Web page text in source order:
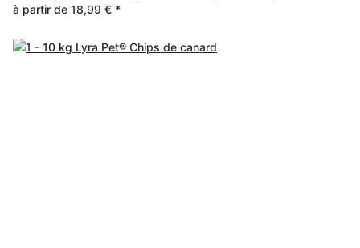
à partir de 18,99 € *